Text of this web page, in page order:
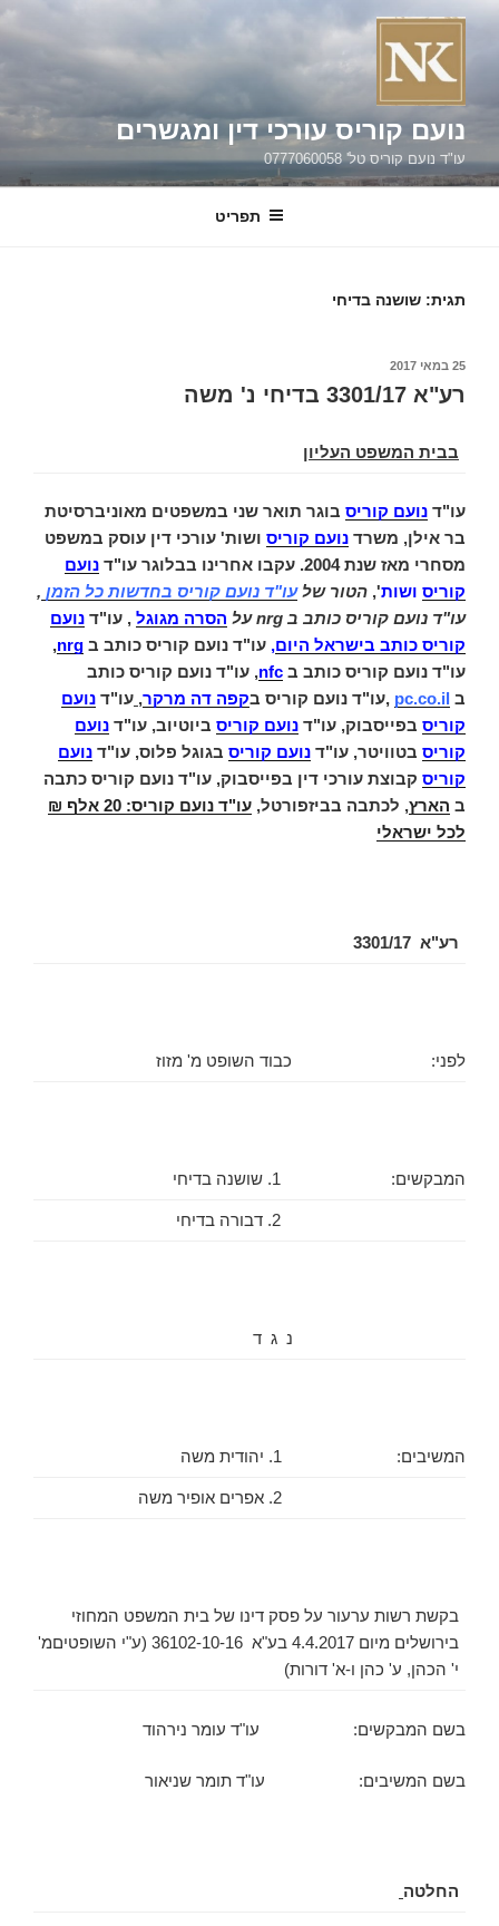
דילוג
נועם קוריס עורכי דין ומגשרים
עו"ד נועם קוריס טל' 0777060058
תפריט
תגית: שושנה בדיחי
פורסם
25 במאי 2017
רע"א 3301/17 בדיחי נ' משה
בבית המשפט העליון
עו"ד נועם קוריס בוגר תואר שני במשפטים מאוניברסיטת
בר אילן, משרד נועם קוריס ושות' עורכי דין עוסק במשפט
מסחרי מאז שנת 2004. עקבו אחרינו בבלוגר עו"ד
נועם
קוריס ושות', הטור שלעו"ד נועם קוריס בחדשות כל הזמן ,
עו"ד נועם קוריס כותב ב nrg על
הסרה מגוגל , עו"ד נועם
קוריס כותב בישראל היום, עו"ד נועם קוריס כותב ב nrg
,
עו"ד נועם קוריס כותב ב nfc
, עו"ד נועם קוריס כותב
ב pc.co.il
,עו"ד נועם קוריס בקפה דה מרקר, עו"ד נועם
קוריס בפייסבוק, עו"ד נועם קוריס ביוטיוב, עו"ד נועם
קוריס בטוויטר, עו"ד נועם קוריס בגוגל פלוס, עו"ד נועם
קוריס קבוצת עורכי דין בפייסבוק, עו"ד נועם קוריס כתבה
ב הארץ, לכתבה בביזפורטל,
עו"ד נועם קוריס: 20 אלף ₪
לכל ישראלי
רע"א 3301/17
לפני: כבוד השופט מ' מזוז
המבקשים: 1. שושנה בדיחי
2. דבורה בדיחי
נ ג ד
המשיבים: 1. יהודית משה
2. אפרים אופיר משה
בקשת רשות ערעור על פסק דינו של בית המשפט המחוזי
בירושלים מיום 4.4.2017 בע"א 36102-10-16 (ע"י השופטיםמ'
י' הכהן, ע' כהן ו-א' דורות)
בשם המבקשים: עו"ד עומר נירהוד
בשם המשיבים: עו"ד תומר שניאור
החלטה